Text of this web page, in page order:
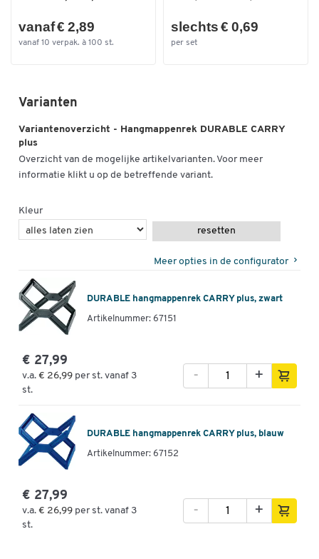
vanaf € 2,89
vanaf 10 verpak. à 100 st.
slechts € 0,69
per set
Varianten
Variantenoverzicht - Hangmappenrek DURABLE CARRY
plus
Overzicht van de mogelijke artikelvarianten. Voor meer
informatie klikt u op de betreffende variant.
Kleur
resetten
Meer opties in de configurator
DURABLE hangmappenrek CARRY plus, zwart
Artikelnummer: 67151
€ 27,99
v.a. € 26,99 per st. vanaf 3
st.
+
-
DURABLE hangmappenrek CARRY plus, blauw
Artikelnummer: 67152
€ 27,99
v.a. € 26,99 per st. vanaf 3
st.
+
-